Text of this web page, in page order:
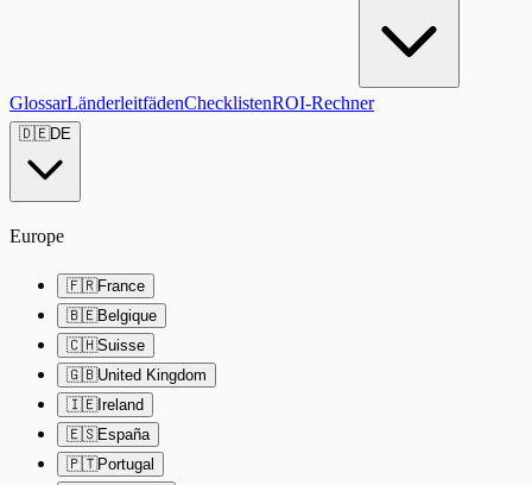
GlossarLänderleitfädenChecklistenROI-Rechner
🇩🇪DE
Europe
🇫🇷France
🇧🇪Belgique
🇨🇭Suisse
🇬🇧United Kingdom
🇮🇪Ireland
🇪🇸España
🇵🇹Portugal